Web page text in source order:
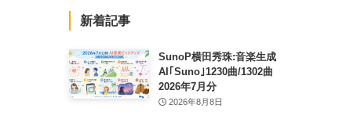
新着記事
SunoP横田秀珠:音楽生成
AI｢Suno｣1230曲/1302曲
2026年7月分
2026年8月8日